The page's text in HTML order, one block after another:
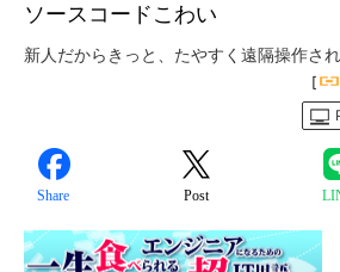
ソースコードこわい
新人だからきっと、たやすく遠隔操作さ
[
Share Post